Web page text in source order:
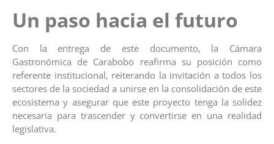
Un paso hacia el futuro
Con la entrega de este documento, la Cámara
Gastronómica de Carabobo reafirma su posición como
referente institucional, reiterando la invitación a todos los
sectores de la sociedad a unirse en la consolidación de este
ecosistema y asegurar que este proyecto tenga la solidez
necesaria para trascender y convertirse en una realidad
legislativa.